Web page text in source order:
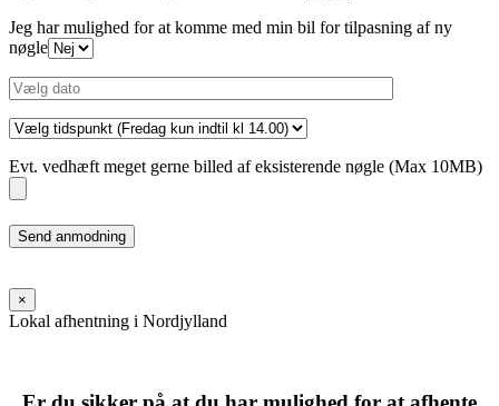
Jeg har mulighed for at komme med min bil for tilpasning af ny
nøgle
Evt. vedhæft meget gerne billed af eksisterende nøgle (Max 10MB)
Please
leave
field
empty.
×
Lokal afhentning i Nordjylland